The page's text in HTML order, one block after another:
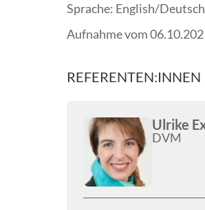
Sprache: English/Deutsch
Aufnahme vom
REFERENTEN:INNEN
Ulrike
DVM